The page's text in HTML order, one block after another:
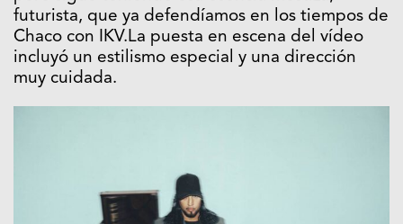
futurista, que ya defendíamos en los tiempos de
Chaco con IKV.La puesta en escena del vídeo
incluyó un estilismo especial y una dirección
muy cuidada.